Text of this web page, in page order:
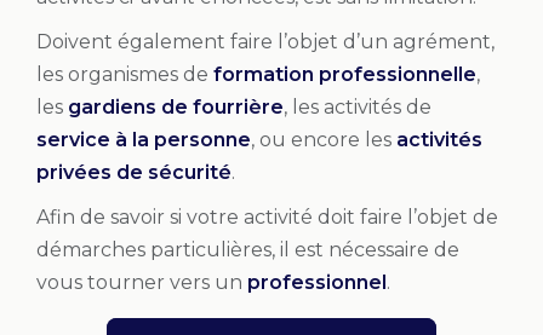
Doivent également faire l’objet d’un agrément,
les organismes de formation professionnelle,
les gardiens de fourrière, les activités de
service à la personne, ou encore les activités
privées de sécurité.
Afin de savoir si votre activité doit faire l’objet de
démarches particulières, il est nécessaire de
vous tourner vers un professionnel.